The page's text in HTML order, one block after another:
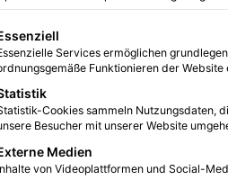
0
eine Liste der Service-Gruppen, für
Services ermöglichen
Funktionieren der
Cookies sammeln Nutzungsdaten,
Besucher mit unserer Website
Medien
von Videoplattformen und Social-